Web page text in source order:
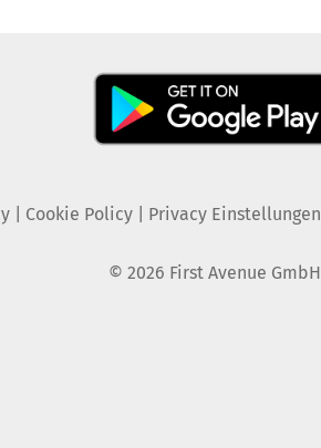
| Cookie Policy| Privacy Einstellungen
© 2026 First Avenue GmbH